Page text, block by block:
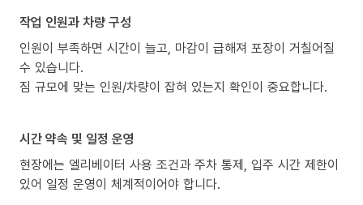
작업 인원과 차량 구성
인원이 부족하면 시간이 늘고, 마감이 급해져 포장이 거칠어질
수 있습니다.
짐 규모에 맞는 인원/차량이 잡혀 있는지 확인이 중요합니다.
시간 약속 및 일정 운영
현장에는 엘리베이터 사용 조건과 주차 통제, 입주 시간 제한이
있어 일정 운영이 체계적이어야 합니다.